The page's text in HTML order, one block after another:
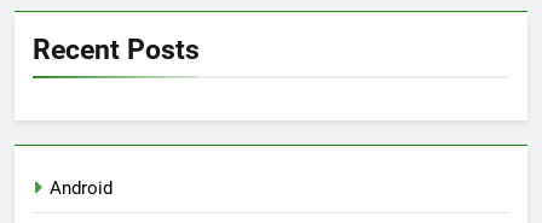
Recent Posts
Android